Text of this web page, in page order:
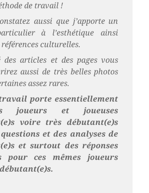
de travail !
aussi que j’apporte un
à l’esthétique ainsi
références culturelles.
des articles et des pages vous
aussi de très belles photos
assez rares.
porte essentiellement
joueurs et joueuses
voire très débutant(e)s
et des analyses de
et surtout des réponses
pour ces mêmes joueurs